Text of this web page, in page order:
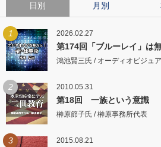
日別 月別
1 2026.02.27
第174回「ブルーレイ」は
鴻池賢三氏 / オーディオビジュ
2 2010.05.31
第18回 一族という意識
榊原節子氏 / 榊原事務所代表
3 2015.08.21